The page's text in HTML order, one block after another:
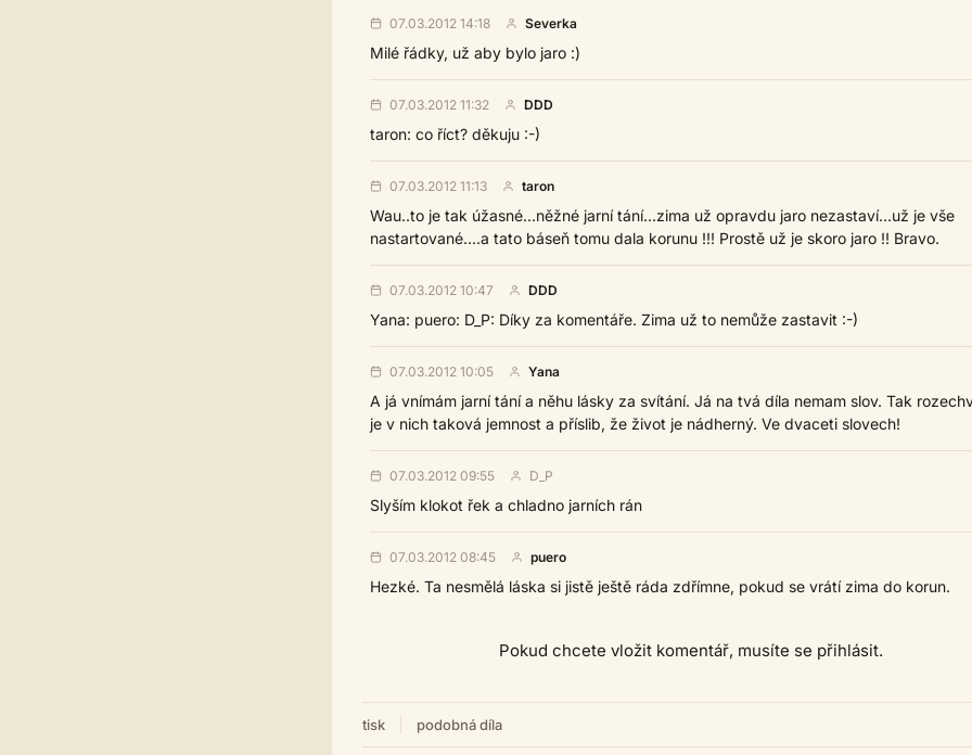
07.03.2012 14:18 Severka
Milé řádky, už aby bylo jaro :)
07.03.2012 11:32 DDD
taron: co říct? děkuju :-)
07.03.2012 11:13 taron
Wau..to je tak úžasné...něžné jarní tání...zima už opravdu jaro nezastaví...už je vše
nastartované....a tato báseň tomu dala korunu !!! Prostě už je skoro jaro !! Bravo.
07.03.2012 10:47 DDD
Yana: puero: D_P: Díky za komentáře. Zima už to nemůže zastavit :-)
07.03.2012 10:05 Yana
A já vnímám jarní tání a něhu lásky za svítání. Já na tvá díla nemam slov. Tak
je v nich taková jemnost a příslib, že život je nádherný. Ve dvaceti slovech!
07.03.2012 09:55 D_P
Slyším klokot řek a chladno jarních rán
07.03.2012 08:45 puero
Hezké. Ta nesmělá láska si jistě ještě ráda zdřímne, pokud se vrátí zima do korun.
Pokud chcete vložit komentář, musíte se přihlásit.
tisk podobná díla